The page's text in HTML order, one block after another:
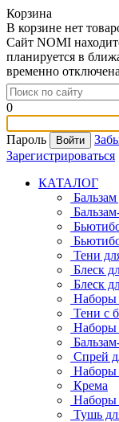
Корзина
В корзине нет
Сайт NOMI
планируется в
временно
0
Пароль
Зарегистрироваться
КАТАЛОГ
Тени
Блеск
Блеск
Наборы
Тени с
Наборы
Спрей
Наборы
Крема
Наборы
Тушь